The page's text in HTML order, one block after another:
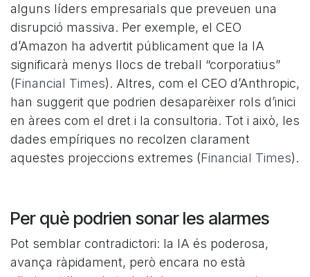
alguns líders empresarials que preveuen una
disrupció massiva. Per exemple, el CEO
d’Amazon ha advertit públicament que la IA
significarà menys llocs de treball “corporatius”
(Financial Times). Altres, com el CEO d’Anthropic,
han suggerit que podrien desaparèixer rols d’inici
en àrees com el dret i la consultoria. Tot i això, les
dades empíriques no recolzen clarament
aquestes projeccions extremes (Financial Times).
Per què podrien sonar les alarmes
Pot semblar contradictori: la IA és poderosa,
avança ràpidament, però encara no està